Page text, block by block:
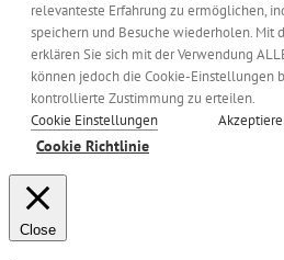
relevanteste Erfahrung zu ermöglichen,
speichern und Besuche wiederholen. Mit
erklären Sie sich mit der Verwendung
können jedoch die Cookie-Einstellungen
kontrollierte Zustimmung zu erteilen.
Cookie Einstellungen
Cookie Richtlinie
Close